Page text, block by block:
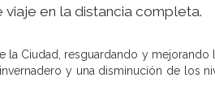
en la distancia completa.
la Ciudad, resguardando y
y una disminución de los